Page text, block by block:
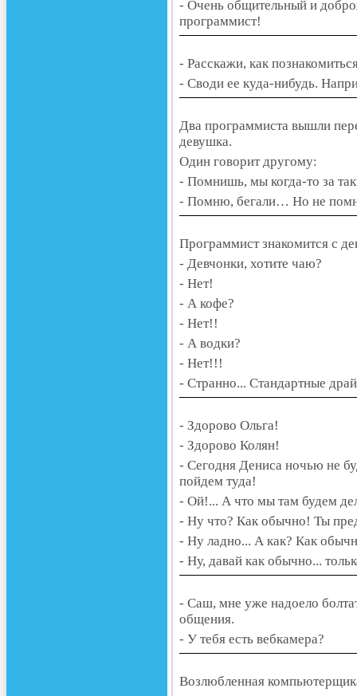
- Очень общительный и
программист!
- Расскажи, как
- Своди ее куда-нибудь.
Два программиста вышли
девушка.
Один говорит другому:
- Помнишь, мы когда-то за
- Помню, бегали… Но не
Программист знакомится с
- Девчонки, хотите чаю?
- Нет!
- А кофе?
- Нет!!
- А водки?
- Нет!!!
- Странно... Стандартные
- Здорово Ольга!
- Здорово Колян!
- Сегодня Дениса ночью не
пойдем туда!
- Ой!... А что мы там будем
- Ну что? Как обычно! Ты
- Ну ладно... А как? Как
- Ну, давай как обычно...
- Саш, мне уже надоело
общения.
- У тебя есть вебкамера?
Возлюбленная